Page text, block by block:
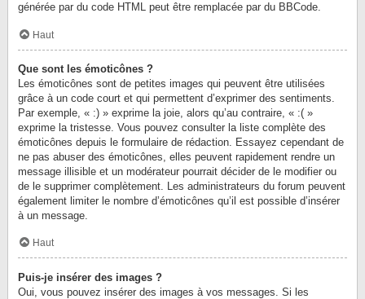
générée par du code HTML peut être remplacée par du BBCode.
Haut
Que sont les émoticônes ?
Les émoticônes sont de petites images qui peuvent être utilisées
grâce à un code court et qui permettent d’exprimer des sentiments.
Par exemple, « :) » exprime la joie, alors qu’au contraire, « :( »
exprime la tristesse. Vous pouvez consulter la liste complète des
émoticônes depuis le formulaire de rédaction. Essayez cependant de
ne pas abuser des émoticônes, elles peuvent rapidement rendre un
message illisible et un modérateur pourrait décider de le modifier ou
de le supprimer complètement. Les administrateurs du forum peuvent
également limiter le nombre d’émoticônes qu’il est possible d’insérer
à un message.
Haut
Puis-je insérer des images ?
Oui, vous pouvez insérer des images à vos messages. Si les